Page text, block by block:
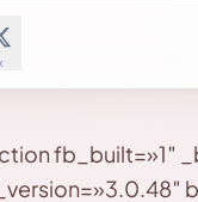
fb_built=»1″